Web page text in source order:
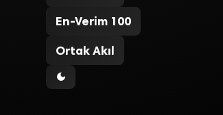
En-Verim 100
Ortak Akıl